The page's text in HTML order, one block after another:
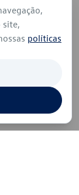
site,
políticas